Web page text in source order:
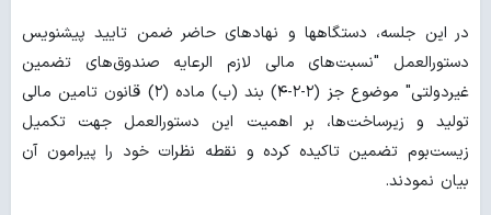
در این جلسه، دستگاهها و نهادهای حاضر ضمن تایید پیشنویس
دستورالعمل "نسبت‌های مالی لازم‌ الرعایه صندوق‌های تضمین
غیردولتی" موضوع جز (۲-۲-۴) بند (ب) ماده (۲) قانون تامین مالی
تولید و زیرساخت‌ها، بر اهمیت این دستورالعمل جهت تکمیل
زیست‌بوم تضمین تاکیده کرده و نقطه نظرات خود را پیرامون آن
بیان نمودند.